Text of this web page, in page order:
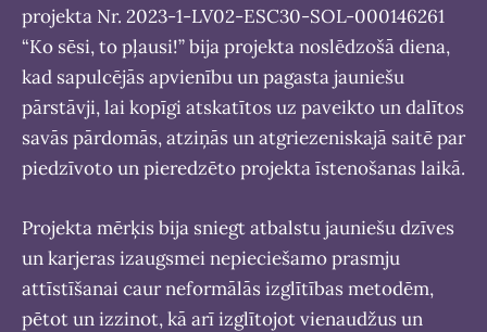
projekta Nr. 2023-1-LV02-ESC30-SOL-000146261
“Ko sēsi, to pļausi!” bija projekta noslēdzošā diena,
kad sapulcējās apvienību un pagasta jauniešu
pārstāvji, lai kopīgi atskatītos uz paveikto un dalītos
savās pārdomās, atziņās un atgriezeniskajā saitē par
piedzīvoto un pieredzēto projekta īstenošanas laikā.
Projekta mērķis bija sniegt atbalstu jauniešu dzīves
un karjeras izaugsmei nepieciešamo prasmju
attīstīšanai caur neformālās izglītības metodēm,
pētot un izzinot, kā arī izglītojot vienaudžus un